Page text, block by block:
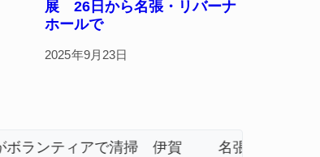
展 26日から名張・リバーナ
ホールで
2025年9月23日
地へ 能登以来3回目の派遣